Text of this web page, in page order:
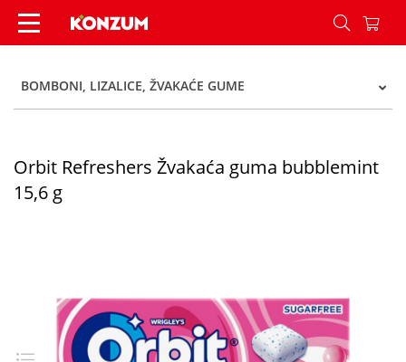
Orbit Refreshers Žvakaća guma bubblemint 15,6
BOMBONI, LIZALICE, ŽVAKAĆE GUME
Orbit Refreshers Žvakaća guma bubblemint
15,6 g